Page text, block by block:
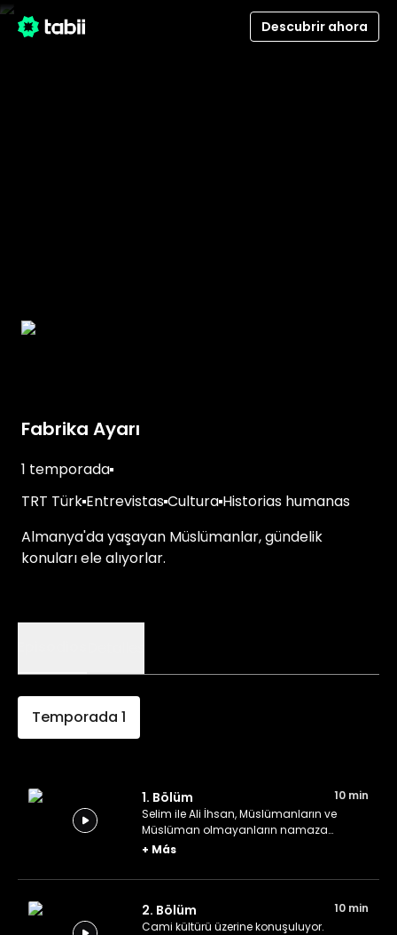
Descubrir ahora
Fabrika Ayarı
1 temporada
TRT Türk EntrevistasCultura Historias humanas
Almanya'da yaşayan Müslümanlar, gündelik
konuları ele alıyorlar.
Temporada 1
1. Bölüm
10 min
Selim ile Ali İhsan, Müslümanların ve
Müslüman olmayanların namaza
bakışını değerlendiriyor.
+ Más
2. Bölüm
10 min
Cami kültürü üzerine konuşuluyor.